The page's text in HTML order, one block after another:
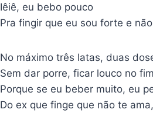
Iêiê, eu bebo pouco
Pra fingir que eu sou forte e
No máximo três latas, duas
Sem dar porre, ficar louco no
Porque se eu beber muito, eu
Do ex que finge que não te